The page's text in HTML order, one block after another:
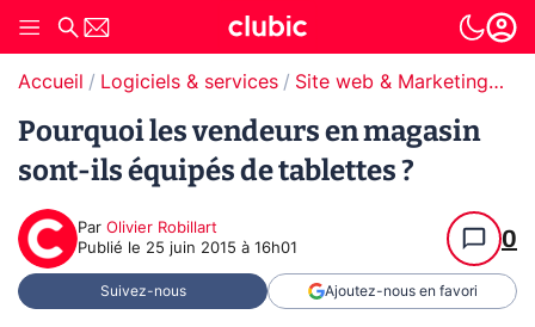
Accueil Logiciels & services Site web & Marketing Digital
Pourquoi les vendeurs en magasin
sont-ils équipés de tablettes ?
Par Olivier Robillart
Publié le 25 juin 2015 à 16h01 0
Suivez-nous Ajoutez-nous en favori